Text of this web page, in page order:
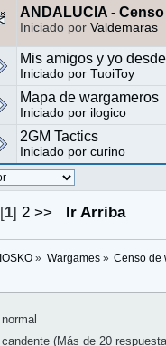
ANDALUCIA -
Iniciado porValdemaras
Mis amigos y yo
Iniciado porTuoiToy
Mapa de wargameros
Iniciado por ilogico
2GM Tactics
Iniciado porcurino
1] 2 >> Ir Arriba
» Wargames» Censo de
(Más de 20